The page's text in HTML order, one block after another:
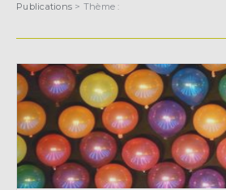
Publications > Thème :